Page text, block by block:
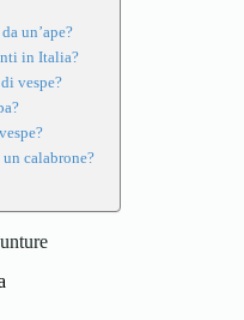
un’ape?
in Italia?
vespe?
calabrone?